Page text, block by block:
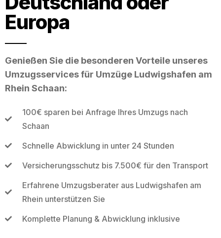
Europa
Genießen Sie die besonderen Vorteile unseres
Umzugsservices für Umzüge Ludwigshafen am
Rhein Schaan:
100€ sparen bei Anfrage Ihres Umzugs nach
Schaan
Schnelle Abwicklung in unter 24 Stunden
Versicherungsschutz bis 7.500€ für den Transport
Erfahrene Umzugsberater aus Ludwigshafen am
Rhein unterstützen Sie
Komplette Planung & Abwicklung inklusive